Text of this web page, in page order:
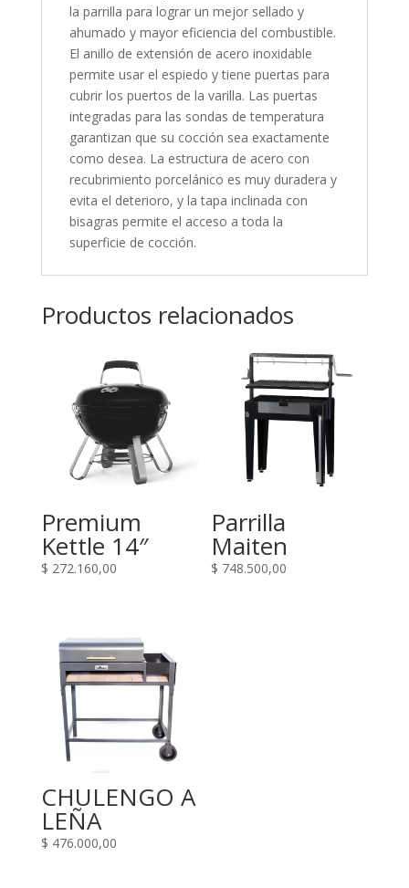
la parrilla para lograr un mejor sellado y
ahumado y mayor eficiencia del combustible.
El anillo de extensión de acero inoxidable
permite usar el espiedo y tiene puertas para
cubrir los puertos de la varilla. Las puertas
integradas para las sondas de temperatura
garantizan que su cocción sea exactamente
como desea. La estructura de acero con
recubrimiento porcelánico es muy duradera y
evita el deterioro, y la tapa inclinada con
bisagras permite el acceso a toda la
superficie de cocción.
Productos relacionados
Premium
Kettle 14″
$ 272.160,00
Parrilla
Maiten
$ 748.500,00
CHULENGO A
LEÑA
$ 476.000,00